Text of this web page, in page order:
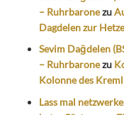
– Ruhrbaronezu
Dagdelen zur
Sevim Dağdelen
– Ruhrbaronezu
Kolonne des
Lass mal